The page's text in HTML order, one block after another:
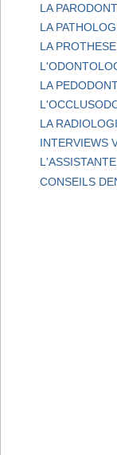
LA
LA
LA PROTHESE
LA
LA
INTERVIEWS
CONSEILS